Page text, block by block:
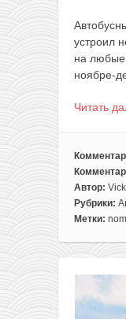
устроил
на любые
ноябре-
Читать
к
записи
поездки
Европе
со
скидкой
Автор:
Рубрики:
Метки: